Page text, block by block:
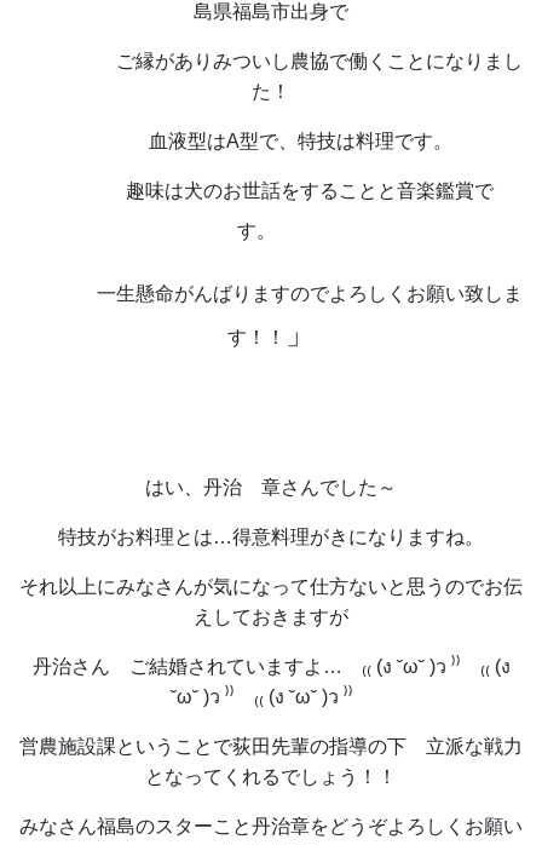
島県福島市出身で
ご縁がありみついし農協で働くことになりまし
た！
血液型はA型で、特技は料理です。
趣味は犬のお世話をすることと音楽鑑賞で
す。
一生懸命がんばりますのでよろしくお願い致しま
す！！ 」
はい、丹治 章さんでした～
特技がお料理とは…得意料理がきになりますね。
それ以上にみなさんが気になって仕方ないと思うのでお伝
えしておきますが
丹治さん ご結婚されていますよ… ₍₍ (ง ˘ω˘ )ว ⁾⁾ ₍₍ (ง
˘ω˘ )ว ⁾⁾ ₍₍ (ง ˘ω˘ )ว ⁾⁾
営農施設課ということで荻田先輩の指導の下 立派な戦力
となってくれるでしょう！！
みなさん福島のスターこと丹治章をどうぞよろしくお願い